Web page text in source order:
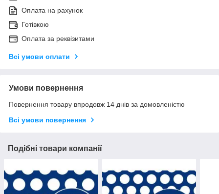
Оплата на рахунок
Готівкою
Оплата за реквізитами
Всі умови оплати
Умови повернення
Повернення товару впродовж 14 днів за домовленістю
Всі умови повернення
Подібні товари компанії